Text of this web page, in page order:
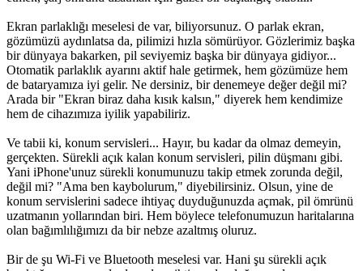
Ekran parlaklığı meselesi de var, biliyorsunuz. O parlak ekran,
gözümüzü aydınlatsa da, pilimizi hızla sömürüyor. Gözlerimiz başka
bir dünyaya bakarken, pil seviyemiz başka bir dünyaya gidiyor...
Otomatik parlaklık ayarını aktif hale getirmek, hem gözümüze hem
de bataryamıza iyi gelir. Ne dersiniz, bir denemeye değer değil mi?
Arada bir "Ekran biraz daha kısık kalsın," diyerek hem kendimize
hem de cihazımıza iyilik yapabiliriz.
Ve tabii ki, konum servisleri... Hayır, bu kadar da olmaz demeyin,
gerçekten. Sürekli açık kalan konum servisleri, pilin düşmanı gibi.
Yani iPhone'unuz sürekli konumunuzu takip etmek zorunda değil,
değil mi? "Ama ben kaybolurum," diyebilirsiniz. Olsun, yine de
konum servislerini sadece ihtiyaç duyduğunuzda açmak, pil ömrünü
uzatmanın yollarından biri. Hem böylece telefonumuzun haritalarına
olan bağımlılığımızı da bir nebze azaltmış oluruz.
Bir de şu Wi-Fi ve Bluetooth meselesi var. Hani şu sürekli açık